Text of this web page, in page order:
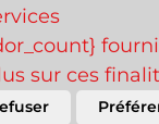
sur ces